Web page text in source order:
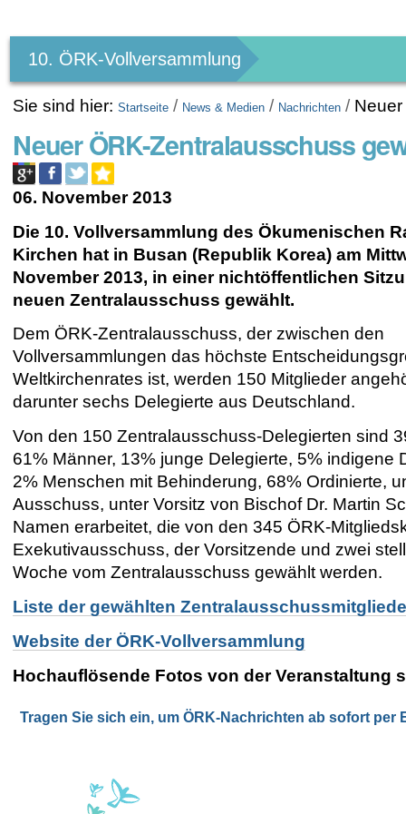
Werkzeuge
10. ÖRK-Vollversammlung
Sie sind hier: Startseite / News & Medien / Nachrichten /
Neuer ÖRK-Zentralausschuss
06. November 2013
Die 10. Vollversammlung des Ökumenischen
Kirchen hat in Busan (Republik Korea) am
November 2013, in einer nichtöffentlichen
neuen Zentralausschuss gewählt.
Dem ÖRK-Zentralausschuss, der zwischen den
Vollversammlungen das höchste
Weltkirchenrates ist, werden 150 Mitglieder
darunter sechs Delegierte aus Deutschland.
Von den 150 Zentralausschuss-Delegierten sind
61% Männer, 13% junge Delegierte, 5% indigene
2% Menschen mit Behinderung, 68% Ordinierte,
Ausschuss, unter Vorsitz von Bischof Dr. Martin
Namen erarbeitet, die von den 345 ÖRK-
Exekutivausschuss, der Vorsitzende und zwei
Woche vom Zentralausschuss gewählt werden.
Liste der gewählten
Website der ÖRK-Vollversammlung
Hochauflösende Fotos von der Veranstaltung
Tragen Sie sich ein, um ÖRK-Nachrichten ab sofort per